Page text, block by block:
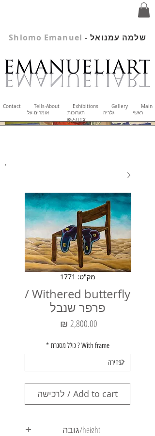
Shlomo Emanuel - שלמה עמנואל
Contact Tells-About Exhibitions Gallery Main
ראשיגלריה תערוכותאומרים-על
יצירת-קשר
מק"ט: 1771
Withered butterfly /
פרפר שנבל
With frame ? כולל מסגרת *
Add to cart / לרכישה
height/גובה